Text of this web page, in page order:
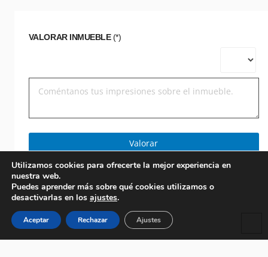
VALORAR INMUEBLE(*)
Valorar
Utilizamos cookies para ofrecerte la mejor experiencia en
nuestra web.
Puedes aprender más sobre qué cookies utilizamos o
desactivarlas en los ajustes.
Aceptar Rechazar Ajustes